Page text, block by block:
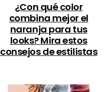
¿Con qué color
combina mejor el
naranja para tus
looks? Mira estos
consejos de estilistas